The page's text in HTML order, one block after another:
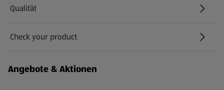
Qualität
Check your product
(öffnet in einem neuen Tab)
Angebote & Aktionen